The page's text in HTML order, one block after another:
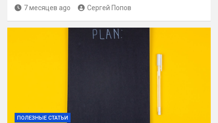
7 месяцев ago Сергей Попов
ПОЛЕЗНЫЕ СТАТЬИ